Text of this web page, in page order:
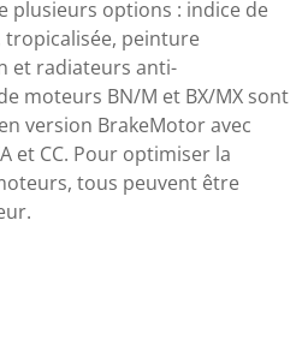
plusieurs options : indice de
tropicalisée, peinture
et radiateurs anti-
moteurs BN/M et BX/MX sont
version BrakeMotor avec
et CC. Pour optimiser la
tous peuvent être